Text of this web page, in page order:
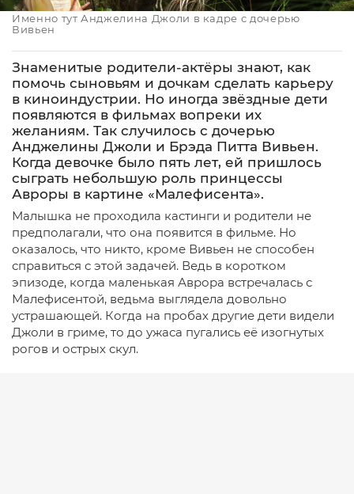
Именно тут Анджелина Джоли в кадре с дочерью
Вивьен
Знаменитые родители-актёры знают, как
помочь сыновьям и дочкам сделать карьеру
в киноиндустрии. Но иногда звёздные дети
появляются в фильмах вопреки их
желаниям. Так случилось с дочерью
Анджелины Джоли и Брэда Питта Вивьен.
Когда девочке было пять лет, ей пришлось
сыграть небольшую роль принцессы
Авроры в картине «Малефисента».
Малышка не проходила кастинги и родители не
предполагали, что она появится в фильме. Но
оказалось, что никто, кроме Вивьен не способен
справиться с этой задачей. Ведь в коротком
эпизоде, когда маленькая Аврора встречалась с
Малефисентой, ведьма выглядела довольно
устрашающей. Когда на пробах другие дети видели
Джоли в гриме, то до ужаса пугались её изогнутых
рогов и острых скул.